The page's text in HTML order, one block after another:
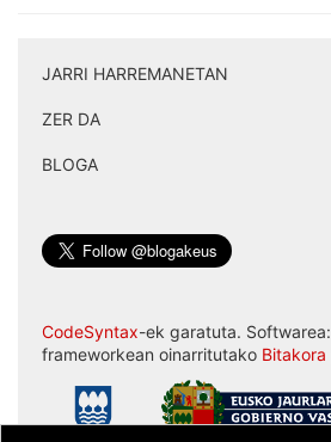
JARRI HARREMANETAN
ZER DA
BLOGA
CodeSyntax-ek garatuta. Softwarea:
frameworkean oinarritutako Bitakora